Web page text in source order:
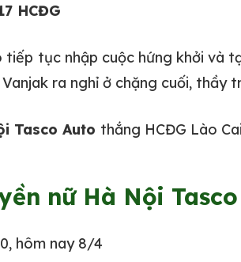
HCĐG
tiếp tục nhập cuộc hứng khởi và
ra nghỉ ở chặng cuối, thầy
Tasco Auto thắng HCĐG Lào Cai
nữ Hà Nội
hôm nay 8/4